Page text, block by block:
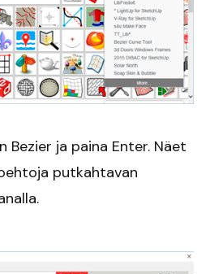
Bezier ja paina Enter. Näet
putkahtavan